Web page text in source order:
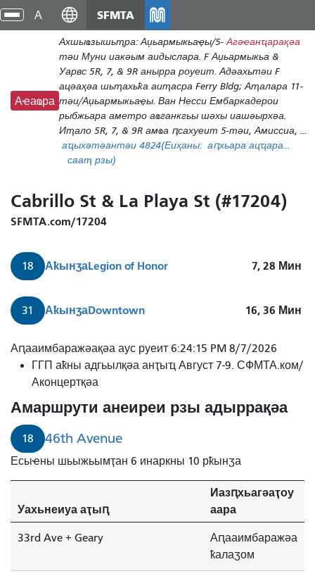
Аҵакы
хада
ахь
аиасра
SFMTA
Агәҽанҵарақәа
Ахшыҩзышьҭра: Аџьармыкьаҿы/5-
тәи Муни иакәым аидыслара. F Аџьармыкьа &
Уарвс 5R, 7, & 9R анырра роуеит. Адәахьтәи F
ацәаҳәа шьҭахьҟа аиҭасра Ferry Bldg; Аҭалара 11-
тәи/Аџьармыкьаҿы. Ван Несси Ембаркадерои
рыбжьара аметро аҩганкгьы шәхы иашәырхәа.
Иҭало 5R, 7, & 9R амҩа ԥсахуеит 5-тәи, Амиссиа, ...
аԥхьара ацҵара...
(Еиҳаны:
24
аҵыхәтәантәи 48
сааҭ рзы)
Аҽаҩра
Cabrillo St & La Playa St (#17204)
SFMTA.com/17204
18 АҟынӡаLegion of Honor 7, 28 Мин
31 АҟынӡаDowntown 16, 36 Мин
Аԥааимбаражәақәа аус руеит 6:24:15 PM 8/7/2026
ГГП аҟны адгьылқәа анҭыҵ Август 7-9. СФМТА.ком/
Аконцертқәа
Амаршрути анеиреи рзы адыррақәа
18 46th Avenue
Есыҽны шьыжьымҭан 6 инаркны 10 рҟынӡа
Уахьнеиуа аҭыԥ
Иазԥхьагәаҭоу
аара
33rd Ave + Geary
Аԥааимбаражәа
ҟалаӡом